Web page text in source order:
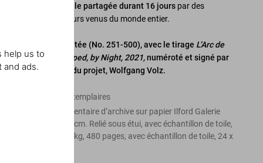
help us to
and ads.
l’expérience finale partagée durant 16 jours par des
millions de visiteurs venus du monde entier.
Édition d’Art limitée (No. 251-500), avec le tirage L’Arc de
Triomphe, Wrapped, by Night, 2021,numéroté et signé par
le photographe du projet, Wolfgang Volz.
Édition de 250 exemplaires
Impression pigmentaire d’archive sur papier Ilford Galerie
Smooth, 40 x 60 cm. Relié sous étui, avec échantillon de toile,
29 x 27 cm, 4,17 kg, 480 pages, avec échantillon de toile, 24 x